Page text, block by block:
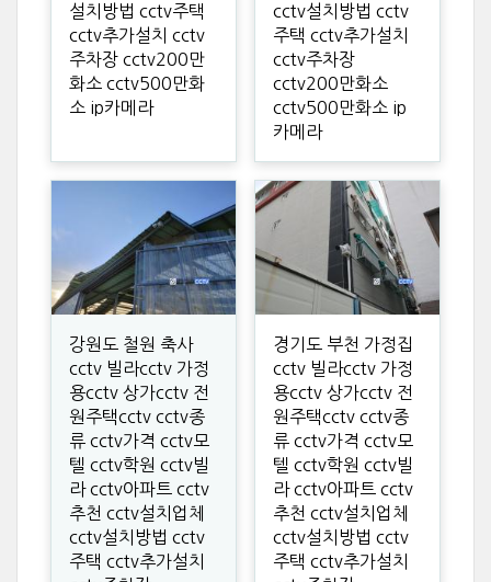
설치방법 cctv주택
cctv추가설치 cctv
주차장 cctv200만
화소 cctv500만화
소 ip카메라
cctv설치방법 cctv
주택 cctv추가설치
cctv주차장
cctv200만화소
cctv500만화소 ip
카메라
강원도 철원 축사
cctv 빌라cctv 가정
용cctv 상가cctv 전
원주택cctv cctv종
류 cctv가격 cctv모
텔 cctv학원 cctv빌
라 cctv아파트 cctv
추천 cctv설치업체
cctv설치방법 cctv
주택 cctv추가설치
경기도 부천 가정집
cctv 빌라cctv 가정
용cctv 상가cctv 전
원주택cctv cctv종
류 cctv가격 cctv모
텔 cctv학원 cctv빌
라 cctv아파트 cctv
추천 cctv설치업체
cctv설치방법 cctv
주택 cctv추가설치